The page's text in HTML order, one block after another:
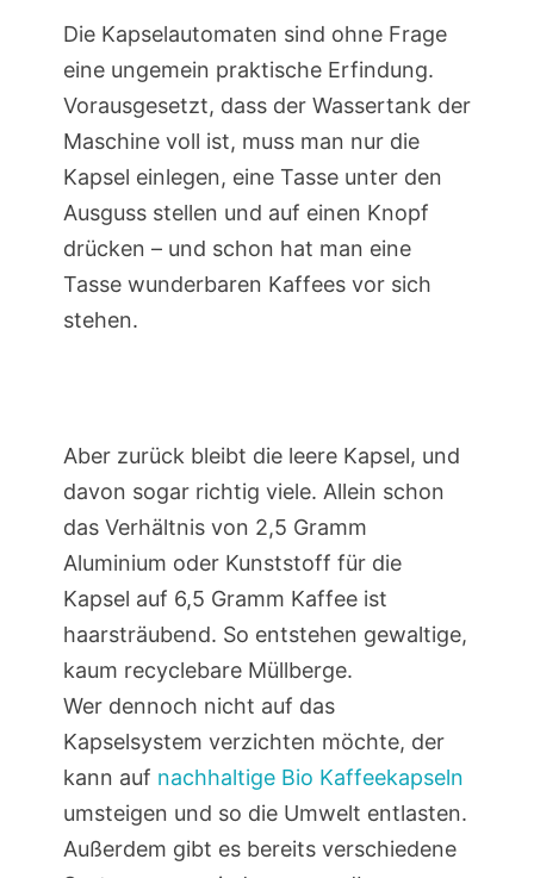
Die Kapselautomaten sind ohne Frage
eine ungemein praktische Erfindung.
Vorausgesetzt, dass der Wassertank der
Maschine voll ist, muss man nur die
Kapsel einlegen, eine Tasse unter den
Ausguss stellen und auf einen Knopf
drücken – und schon hat man eine
Tasse wunderbaren Kaffees vor sich
stehen.
Aber zurück bleibt die leere Kapsel, und
davon sogar richtig viele. Allein schon
das Verhältnis von 2,5 Gramm
Aluminium oder Kunststoff für die
Kapsel auf 6,5 Gramm Kaffee ist
haarsträubend. So entstehen gewaltige,
kaum recyclebare Müllberge.
Wer dennoch nicht auf das
Kapselsystem verzichten möchte, der
kann auf nachhaltige Bio Kaffeekapseln
umsteigen und so die Umwelt entlasten.
Außerdem gibt es bereits verschiedene